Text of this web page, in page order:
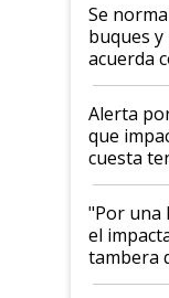
Se
buques
acuerda
Alerta
que
cuesta
y el
pase a
"Por una
el
tambera
tornado